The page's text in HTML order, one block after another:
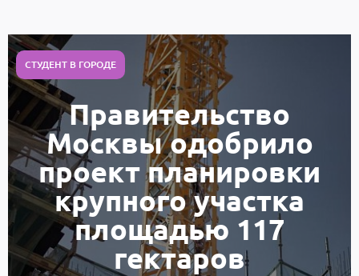
СТУДЕНТ В ГОРОДЕ
Правительство
Москвы одобрило
проект планировки
крупного участка
площадью 117
гектаров